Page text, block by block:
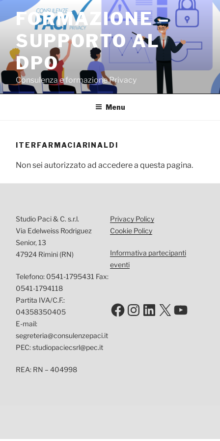
contenuto
FORMAZIONE –
SUPPORTO AL
DPO
Consulenza e formazione Privacy
Menu
ITERFARMACIARINALDI
Non sei autorizzato ad accedere a questa pagina.
Studio Paci & C. s.r.l.
Via Edelweiss Rodriguez
Senior, 13
47924 Rimini (RN)
Telefono: 0541-1795431 Fax:
0541-1794118
Partita IVA/C.F.:
04358350405
E-mail:
segreteria@consulenzepaci.it
PEC: studiopaciecsrl@pec.it
REA: RN – 404998
Privacy Policy
Cookie Policy
Informativa partecipanti
eventi
Facebook
Instagram
LinkedIn
X